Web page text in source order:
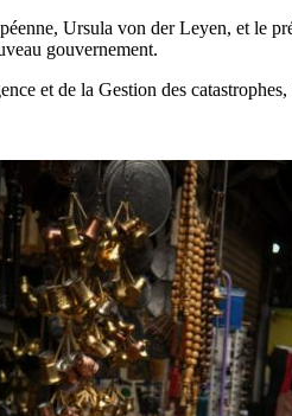
Ursula von der Leyen, et le
gouvernement.
et de la Gestion des